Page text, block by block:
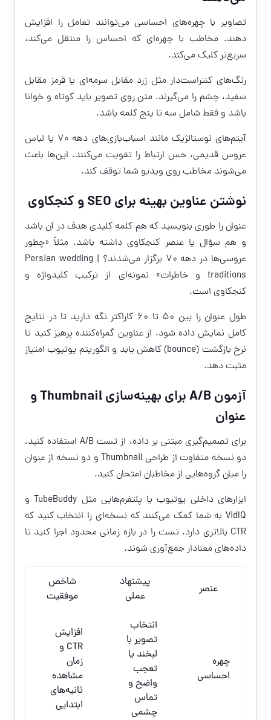
تصاویر با چهره‌های احساسی می‌توانند تعامل را افزایش
دهند. مخاطب با چهره‌ای که احساس را منتقل می‌کند،
سریع‌تر کلیک می‌کند.
رنگ‌های کنتراست‌دار مثل زرد مقابل سرمه‌ای یا قرمز مقابل
سفید، چشم را می‌گیرند. متن روی تصویر باید کوتاه و خوانا
باشد و فقط شامل سه تا پنج کلمه باشد.
آیتم‌های نوستالژیک مانند اسباب‌بازی‌های دهه ۷۰ یا لباس
عروس قدیمی، حس ارتباط را تقویت می‌کنند. این‌ها باعث
می‌شوند مخاطب روی ویدیو شما توقف کند.
نوشتن عناوین بهینه برای SEO و کنجکاوی
عنوان را طوری بنویسید که هم کلمه کلیدی هدف در آن باشد
و هم سؤال یا عنصر کنجکاوی داشته باشد. مثلاً «چطور
عروسی‌ها در دهه ۷۰ برگزار می‌شدند؟ | Persian wedding
traditions و خاطرات» نمونه‌ای از ترکیب کلیدواژه و
کنجکاوی است.
طول عنوان را بین ۵۰ تا ۶۰ کاراکتر نگه دارید تا در نتایج
کامل نمایش داده شود. از عناوین گمراه‌کننده پرهیز کنید تا
نرخ بازگشت (bounce) کاهش یابد و الگوریتم یوتیوب امتیاز
مثبت دهد.
آزمون A/B برای بهینه‌سازی Thumbnail و
عنوان
برای تصمیم‌گیری مبتنی بر داده، از تست A/B استفاده کنید.
دو نسخه متفاوت از طراحی Thumbnail و دو نسخه از عنوان
را میان گروه‌هایی از مخاطبان امتحان کنید.
ابزارهای داخلی یوتیوب یا پلتفرم‌هایی مثل TubeBuddy و
VidIQ به شما کمک می‌کنند که نسخه‌ای را انتخاب کنید که
CTR بالاتری دارد. تست را در بازه زمانی محدود اجرا کنید تا
داده‌های معنادار جمع‌آوری شوند.
عنصر
پیشنهاد
عملی
شاخص
موفقیت
چهره
احساسی
انتخاب
تصویر با
لبخند یا
تعجب
واضح و
تماس
چشمی
افزایش
CTR و
زمان
مشاهده
ثانیه‌های
ابتدایی